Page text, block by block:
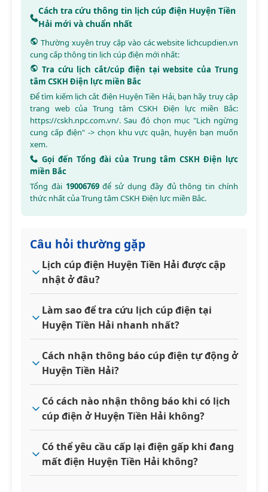
Cách tra cứu thông tin lịch cúp điện Huyện Tiền
Hải mới và chuẩn nhất
Thường xuyên truy cập vào các website lichcupdien.vn
cung cấp thông tin lịch cúp điện mới nhất:
Tra cứu lịch cắt/cúp điện tại website của Trung
tâm CSKH Điện lực miền Bắc
Để tìm kiếm lịch cắt điện Huyện Tiền Hải, bạn hãy truy cập
trang web của Trung tâm CSKH Điện lực miền Bắc:
https://cskh.npc.com.vn/. Sau đó chọn mục "Lịch ngừng
cung cấp điện" -> chọn khu vực quận, huyện bạn muốn
xem.
Gọi đến Tổng đài của Trung tâm CSKH Điện lực
miền Bắc
Tổng đài 19006769để sử dụng đầy đủ thông tin chính
thức nhất của Trung tâm CSKH Điện lực miền Bắc.
Câu hỏi thường gặp
Lịch cúp điện Huyện Tiền Hải được cập
nhật ở đâu?
Làm sao để tra cứu lịch cúp điện tại
Huyện Tiền Hải nhanh nhất?
Cách nhận thông báo cúp điện tự động ở
Huyện Tiền Hải?
Có cách nào nhận thông báo khi có lịch
cúp điện ở Huyện Tiền Hải không?
Có thể yêu cầu cấp lại điện gấp khi đang
mất điện Huyện Tiền Hải không?